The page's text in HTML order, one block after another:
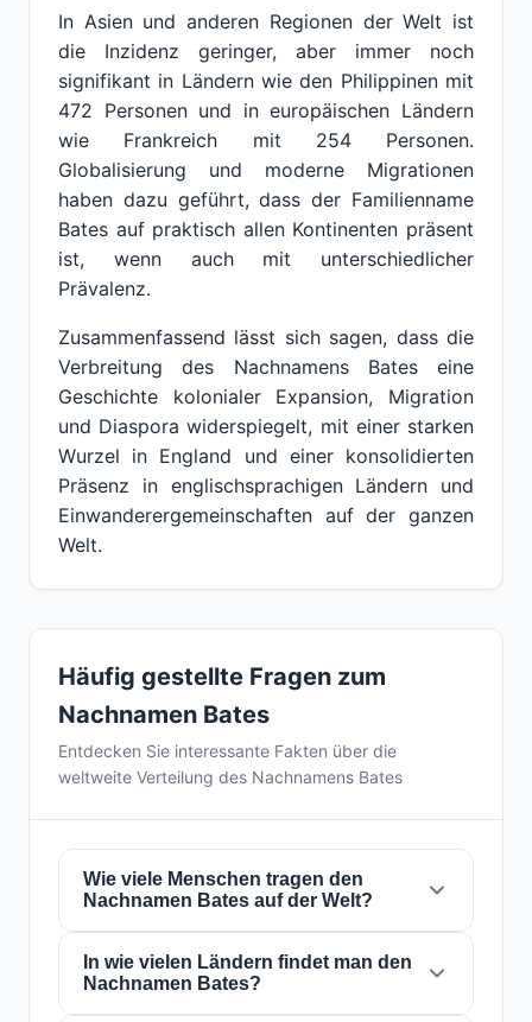
In Asien und anderen Regionen der Welt ist
die Inzidenz geringer, aber immer noch
signifikant in Ländern wie den Philippinen mit
472 Personen und in europäischen Ländern
wie Frankreich mit 254 Personen.
Globalisierung und moderne Migrationen
haben dazu geführt, dass der Familienname
Bates auf praktisch allen Kontinenten präsent
ist, wenn auch mit unterschiedlicher
Prävalenz.
Zusammenfassend lässt sich sagen, dass die
Verbreitung des Nachnamens Bates eine
Geschichte kolonialer Expansion, Migration
und Diaspora widerspiegelt, mit einer starken
Wurzel in England und einer konsolidierten
Präsenz in englischsprachigen Ländern und
Einwanderergemeinschaften auf der ganzen
Welt.
Häufig gestellte Fragen zum
Nachnamen Bates
Entdecken Sie interessante Fakten über die
weltweite Verteilung des Nachnamens Bates
Wie viele Menschen tragen den
Nachnamen Bates auf der Welt?
Derzeit gibt es weltweit etwa188.186
Personenmit dem Nachnamen
bedeutet, dass etwa 1 von42,511 Personen
In wie vielen Ländern findet man den
Nachnamen Bates?